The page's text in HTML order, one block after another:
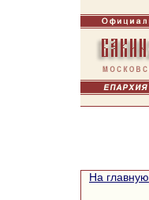
На главную